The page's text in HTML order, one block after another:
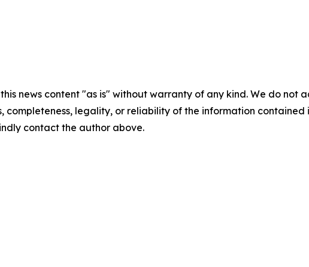
news content "as is" without warranty of any kind. We do
completeness, legality, or reliability of the information
contact the author above.